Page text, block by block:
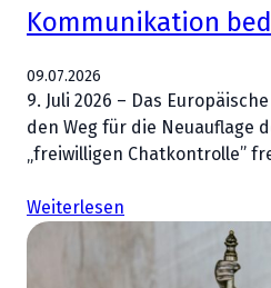
Kommunikation
09.07.2026
9. Juli 2026 – Das
den Weg für die Neuauflage
„freiwilligen Chatkontrolle”
Weiterlesen